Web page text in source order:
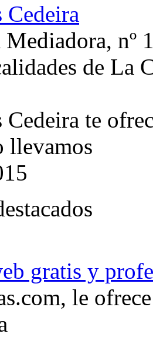
Cedeira
nº
de La
Cedeira te
llevamos
gratis y
le